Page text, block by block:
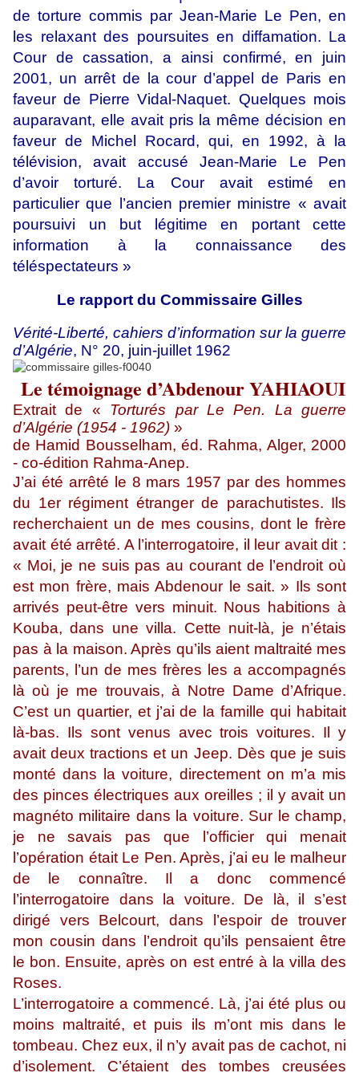
de torture commis par Jean-Marie Le Pen, en
les relaxant des poursuites en diffamation. La
Cour de cassation, a ainsi confirmé, en juin
2001, un arrêt de la cour d’appel de Paris en
faveur de Pierre Vidal-Naquet. Quelques mois
auparavant, elle avait pris la même décision en
faveur de Michel Rocard, qui, en 1992, à la
télévision, avait accusé Jean-Marie Le Pen
d’avoir torturé. La Cour avait estimé en
particulier que l’ancien premier ministre « avait
poursuivi un but légitime en portant cette
information à la connaissance des
téléspectateurs »
Le rapport du Commissaire Gilles
Vérité-Liberté, cahiers d’information sur la guerre
d’Algérie, N° 20, juin-juillet 1962
Le témoignage d’Abdenour YAHIAOUI
Extrait de « Torturés par Le Pen. La guerre
d’Algérie (1954 - 1962) »
de Hamid Bousselham, éd. Rahma, Alger, 2000
- co-édition Rahma-Anep.
J’ai été arrêté le 8 mars 1957 par des hommes
du 1er régiment étranger de parachutistes. Ils
recherchaient un de mes cousins, dont le frère
avait été arrêté. A l’interrogatoire, il leur avait dit :
« Moi, je ne suis pas au courant de l’endroit où
est mon frère, mais Abdenour le sait. » Ils sont
arrivés peut-être vers minuit. Nous habitions à
Kouba, dans une villa. Cette nuit-là, je n’étais
pas à la maison. Après qu’ils aient maltraité mes
parents, l’un de mes frères les a accompagnés
là où je me trouvais, à Notre Dame d’Afrique.
C’est un quartier, et j’ai de la famille qui habitait
là-bas. Ils sont venus avec trois voitures. Il y
avait deux tractions et un Jeep. Dès que je suis
monté dans la voiture, directement on m’a mis
des pinces électriques aux oreilles ; il y avait un
magnéto militaire dans la voiture. Sur le champ,
je ne savais pas que l’officier qui menait
l’opération était Le Pen. Après, j’ai eu le malheur
de le connaître. Il a donc commencé
l’interrogatoire dans la voiture. De là, il s’est
dirigé vers Belcourt, dans l’espoir de trouver
mon cousin dans l’endroit qu’ils pensaient être
le bon. Ensuite, après on est entré à la villa des
Roses.
L’interrogatoire a commencé. Là, j’ai été plus ou
moins maltraité, et puis ils m’ont mis dans le
tombeau. Chez eux, il n’y avait pas de cachot, ni
d’isolement. C’étaient des tombes creusées